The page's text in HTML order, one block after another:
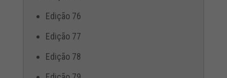
Edição 76
Edição 77
Edição 78